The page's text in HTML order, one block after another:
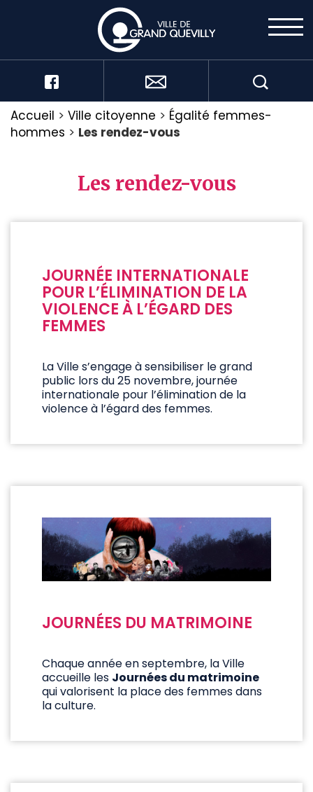
Accueil > Ville citoyenne > Égalité femmes-
hommes > Les rendez-vous
Les rendez-vous
JOURNÉE INTERNATIONALE
POUR L’ÉLIMINATION DE LA
VIOLENCE À L’ÉGARD DES
FEMMES
La Ville s’engage à sensibiliser le grand
public lors du 25 novembre, journée
internationale pour l’élimination de la
violence à l’égard des femmes.
JOURNÉES DU MATRIMOINE
Chaque année en septembre, la Ville
accueille les Journées du matrimoine
qui valorisent la place des femmes dans
la culture.